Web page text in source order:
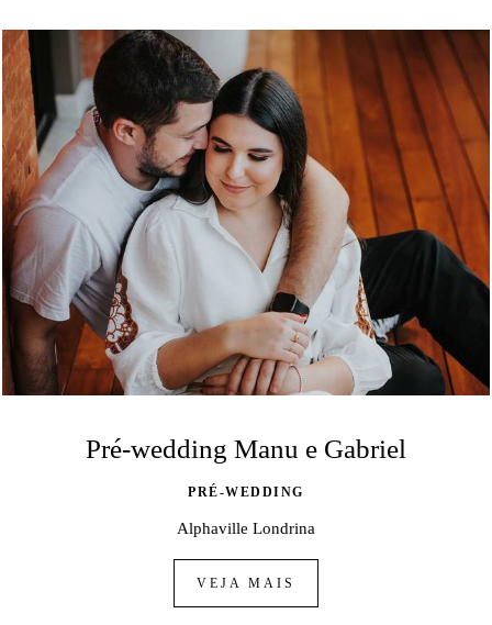
Pré-wedding Manu e Gabriel
PRÉ-WEDDING
Alphaville Londrina
VEJA MAIS